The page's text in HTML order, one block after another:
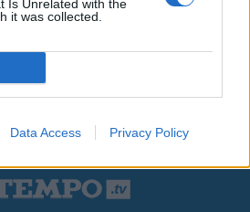
Is Unrelated with the
it was collected.
Data Access Privacy Policy